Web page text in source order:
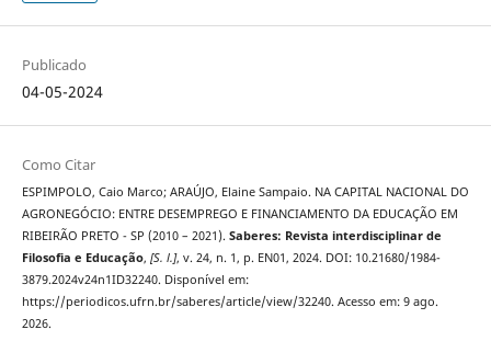
Publicado
04-05-2024
Como Citar
ESPIMPOLO, Caio Marco; ARAÚJO, Elaine Sampaio. NA CAPITAL NACIONAL DO
AGRONEGÓCIO: ENTRE DESEMPREGO E FINANCIAMENTO DA EDUCAÇÃO EM
RIBEIRÃO PRETO - SP (2010 – 2021). Saberes: Revista interdisciplinar de
Filosofia e Educação, [S. l.], v. 24, n. 1, p. EN01, 2024. DOI: 10.21680/1984-
3879.2024v24n1ID32240. Disponível em:
https://periodicos.ufrn.br/saberes/article/view/32240. Acesso em: 9 ago.
2026.